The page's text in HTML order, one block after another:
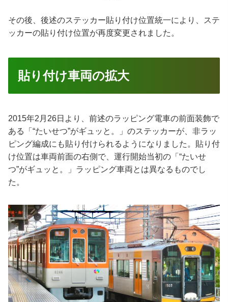
その後、後述のステッカー貼り付け位置統一により、ステ
ッカーの貼り付け位置が再度変更されました。
貼り付け車両の拡大
2015年2月26日より、前述のラッピング電車の前面装飾で
ある「“たいせつ”がギュッと。」のステッカーが、非ラッ
ピング編成にも貼り付けられるようになりました。貼り付
け位置は車両前面の右側で、運行開始当初の「“たいせ
つ”がギュッと。」ラッピング車両とは異なるものでし
た。